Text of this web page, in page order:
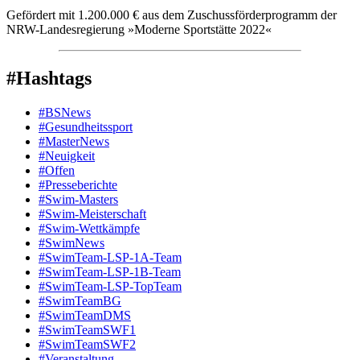
Gefördert mit 1.200.000 € aus dem Zuschussförderprogramm der
NRW-Landesregierung »Moderne Sportstätte 2022«
#Hashtags
#BSNews
#Gesundheitssport
#MasterNews
#Neuigkeit
#Offen
#Presse­berichte
#Swim-Masters
#Swim-Meister­schaft
#Swim-Wett­kämpfe
#SwimNews
#SwimTeam-LSP-1A-Team
#SwimTeam-LSP-1B-Team
#SwimTeam-LSP-TopTeam
#SwimTeamBG
#SwimTeamDMS
#SwimTeamSWF1
#SwimTeamSWF2